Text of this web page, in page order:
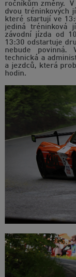
ročníkům změny.
dvou tréninkových
které startují ve
jediná tréninková
závodní jízda od
13:30 odstartuje
nebude povinná.
technická a
a jezdců, která
hodin.